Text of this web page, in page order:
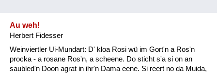
Natur und Landwirtschaft
Au weh!
Herbert Fidesser
Weinviertler Ui-Mundart: D' kloa Rosi wü im Gort'n a Ros'n
procka - a rosane Ros'n, a scheene. Do sticht s'a si on an
saubled'n Doon agrat in ihr'n Dama eene. Si reert no da Muida,